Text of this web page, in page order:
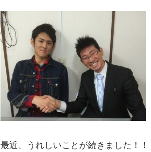
最近、うれしいことが続きました！！